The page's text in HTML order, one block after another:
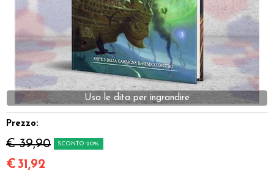
Dadi
Accessori
Giocattoli e Gadget
Offerte del Dragone
Prezzo:
€ 39,90 SCONTO 20%
€31,92